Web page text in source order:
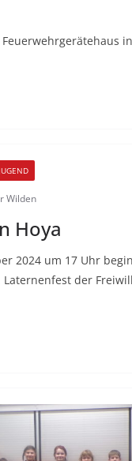
Wilden
Hoya
2024 um 17 Uhr
Laternenfest der